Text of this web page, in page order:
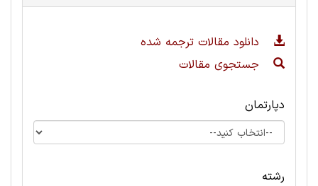
دانلود مقالات ترجمه شده
جستجوی مقالات
دپارتمان
رشته